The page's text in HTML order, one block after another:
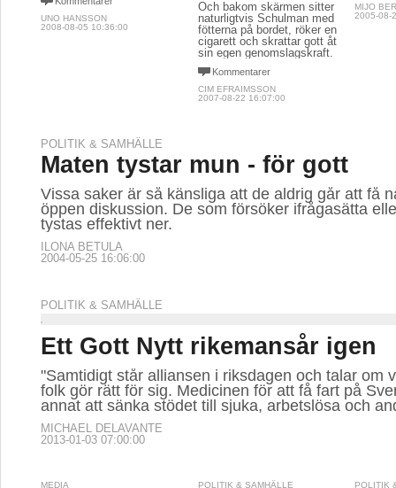
UNO HANSSON
2008-08-05 10:36:00
Och bakom skärmen sitter
naturligtvis Schulman med
fötterna på bordet, röker en
cigarett och skrattar gott åt
sin egen genomslagskraft.
Kommentarer
CIM EFRAIMSSON
2007-08-22 16:07:00
MIJO
2005-08-
POLITIK & SAMHÄLLE
Maten tystar mun - för gott
Vissa saker är så känsliga att de aldrig går att få
öppen diskussion. De som försöker ifrågasätta
tystas effektivt ner.
ILONA BETULA
2004-05-25 16:06:00
POLITIK & SAMHÄLLE
Ett Gott Nytt rikemansår igen
"Samtidigt står alliansen i riksdagen och talar om
folk gör rätt för sig. Medicinen för att få fart på
annat att sänka stödet till sjuka, arbetslösa och
MICHAEL DELAVANTE
2013-01-03 07:00:00
MEDIA POLITIK & SAMHÄLLE POLITIK